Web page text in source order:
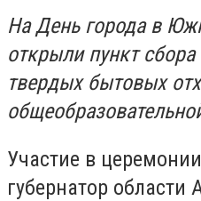
На День города в
открыли пункт
твердых бытовых
Участие в
губернатор области